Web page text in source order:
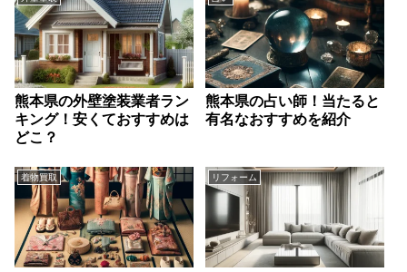
熊本県の外壁塗装業者ラン
キング！安くておすすめは
どこ？
熊本県の占い師！当たると
有名なおすすめを紹介
着物買取 リフォーム